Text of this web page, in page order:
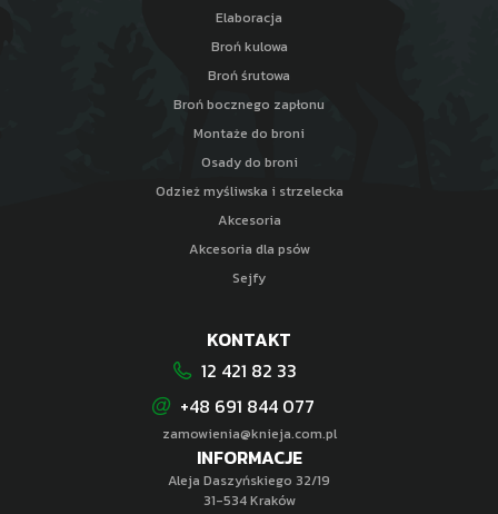
Elaboracja
Broń kulowa
Broń śrutowa
Broń bocznego zapłonu
Montaże do broni
Osady do broni
Odzież myśliwska i strzelecka
Akcesoria
Akcesoria dla psów
Sejfy
INFORMACJE
Aleja Daszyńskiego 32/19
31-534 Kraków
KONTAKT
12 421 82 33
+48 691 844 077
zamowienia@knieja.com.pl